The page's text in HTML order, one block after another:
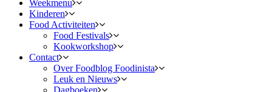
Weekmenu
Kinderen
Food Activiteiten
Food Festivals
Kookworkshop
Contact
Over Foodblog Foodinista
Leuk en Nieuws